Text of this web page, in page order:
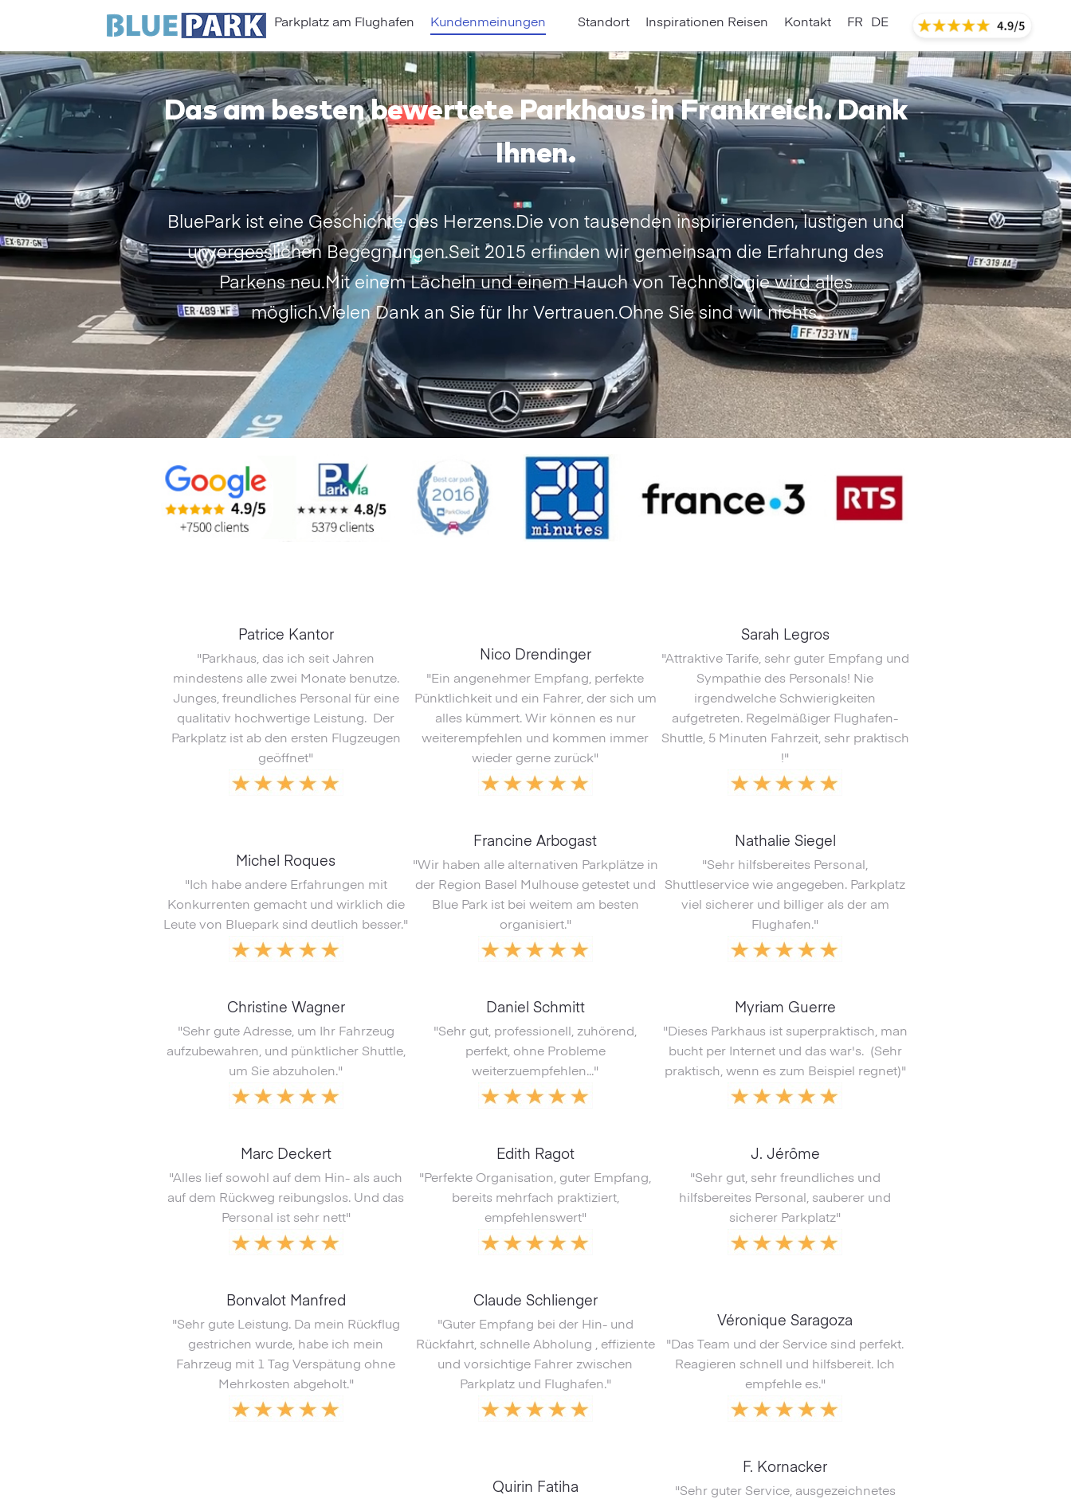
Parkplatz am Flughafen Kundenmeinungen Standort Inspirationen Reisen Kontakt FR DE
Das am besten bewertete Parkhaus in Frankreich. Dank
Ihnen.
BluePark ist eine Geschichte des Herzens.Die von tausenden inspirierenden, lustigen und
unvergesslichen Begegnungen.Seit 2015 erfinden wir gemeinsam die Erfahrung des
Parkens neu.Mit einem Lächeln und einem Hauch von Technologie wird alles
möglich.Vielen Dank an Sie für Ihr Vertrauen.Ohne Sie sind wir nichts.
Patrice Kantor
"Parkhaus, das ich seit Jahren
mindestens alle zwei Monate benutze.
Junges, freundliches Personal für eine
qualitativ hochwertige Leistung. Der
Parkplatz ist ab den ersten Flugzeugen
geöffnet"
Nico Drendinger
"Ein angenehmer Empfang, perfekte
Pünktlichkeit und ein Fahrer, der sich um
alles kümmert. Wir können es nur
weiterempfehlen und kommen immer
wieder gerne zurück"
Sarah Legros
"Attraktive Tarife, sehr guter Empfang und
Sympathie des Personals! Nie
irgendwelche Schwierigkeiten
aufgetreten. Regelmäßiger Flughafen-
Shuttle, 5 Minuten Fahrzeit, sehr praktisch
!"
Michel Roques
"Ich habe andere Erfahrungen mit
Konkurrenten gemacht und wirklich die
Leute von Bluepark sind deutlich besser."
Francine Arbogast
"Wir haben alle alternativen Parkplätze in
der Region Basel Mulhouse getestet und
Blue Park ist bei weitem am besten
organisiert."
Nathalie Siegel
"Sehr hilfsbereites Personal,
Shuttleservice wie angegeben. Parkplatz
viel sicherer und billiger als der am
Flughafen."
Christine Wagner
"Sehr gute Adresse, um Ihr Fahrzeug
aufzubewahren, und pünktlicher Shuttle,
um Sie abzuholen."
Daniel Schmitt
"Sehr gut, professionell, zuhörend,
perfekt, ohne Probleme
weiterzuempfehlen..."
Myriam Guerre
"Dieses Parkhaus ist superpraktisch, man
bucht per Internet und das war's. (Sehr
praktisch, wenn es zum Beispiel regnet)"
Marc Deckert
"Alles lief sowohl auf dem Hin- als auch
auf dem Rückweg reibungslos. Und das
Personal ist sehr nett"
Edith Ragot
"Perfekte Organisation, guter Empfang,
bereits mehrfach praktiziert,
empfehlenswert"
J. Jérôme
"Sehr gut, sehr freundliches und
hilfsbereites Personal, sauberer und
sicherer Parkplatz"
Bonvalot Manfred
"Sehr gute Leistung. Da mein Rückflug
gestrichen wurde, habe ich mein
Fahrzeug mit 1 Tag Verspätung ohne
Mehrkosten abgeholt."
Claude Schlienger
"Guter Empfang bei der Hin- und
Rückfahrt, schnelle Abholung , effiziente
und vorsichtige Fahrer zwischen
Parkplatz und Flughafen."
Véronique Saragoza
"Das Team und der Service sind perfekt.
Reagieren schnell und hilfsbereit. Ich
empfehle es."
Quirin Fatiha
F. Kornacker
"Sehr guter Service, ausgezeichnetes